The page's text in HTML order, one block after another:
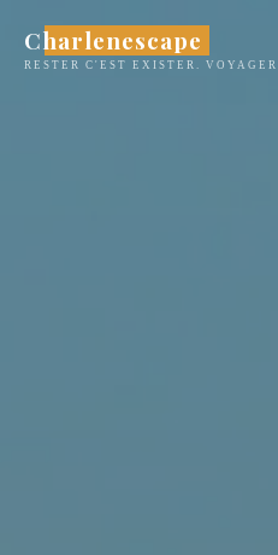
contenu
Charlenescape
RESTER C'EST EXISTER.